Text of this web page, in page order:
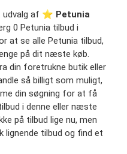
udvalg af ⭐️ Petunia
0 Petunia tilbud i
at se alle Petunia tilbud,
på dit næste køb.
din foretrukne butik eller
så billigt som muligt,
din søgning for at få
i denne eller næste
på tilbud lige nu, men
lignende tilbud og find et